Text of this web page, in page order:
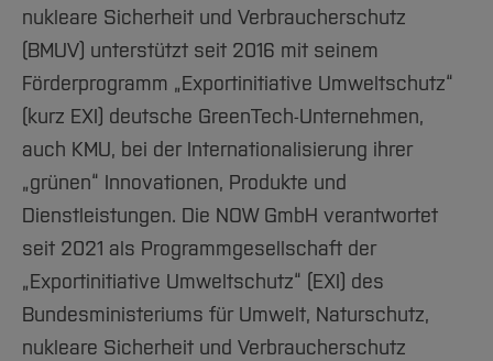
nukleare Sicherheit und Verbraucherschutz
(BMUV) unterstützt seit 2016 mit seinem
Förderprogramm „Exportinitiative Umweltschutz“
(kurz EXI) deutsche GreenTech-Unternehmen,
auch KMU, bei der Internationalisierung ihrer
„grünen“ Innovationen, Produkte und
Dienstleistungen. Die NOW GmbH verantwortet
seit 2021 als Programmgesellschaft der
„Exportinitiative Umweltschutz“ (EXI) des
Bundesministeriums für Umwelt, Naturschutz,
nukleare Sicherheit und Verbraucherschutz